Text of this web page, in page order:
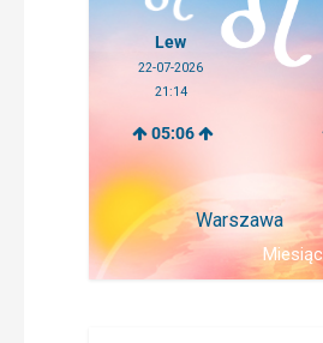
Lew
22-07-2026
21:14
05:06
Miesiąc